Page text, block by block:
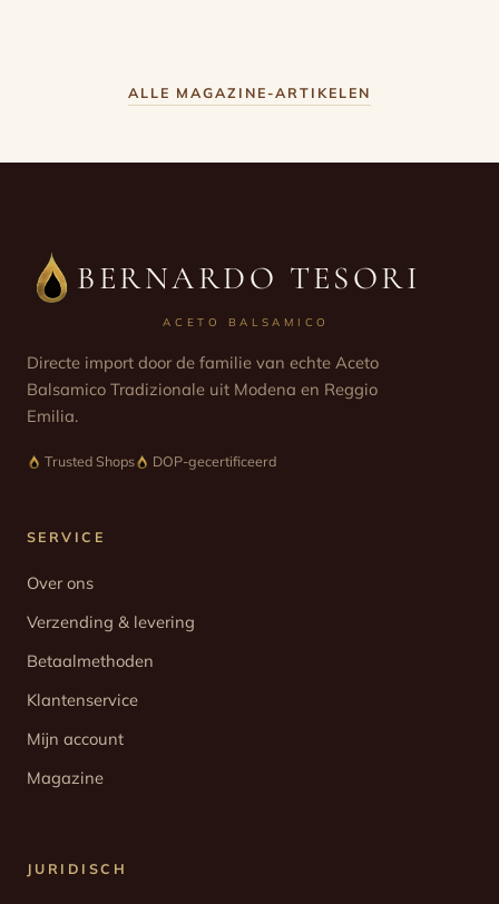
ALLE MAGAZINE-ARTIKELEN
BERNARDO TESORI
ACETO BALSAMICO
Directe import door de familie van echte Aceto
Balsamico Tradizionale uit Modena en Reggio
Emilia.
Trusted Shops DOP-gecertificeerd
SERVICE
Over ons
Verzending & levering
Betaalmethoden
Klantenservice
Mijn account
Magazine
JURIDISCH